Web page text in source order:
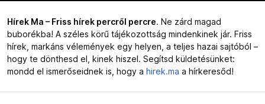
Hírek Ma – Friss hírek percről percre. Ne zárd magad
buborékba! A széles körű tájékozottság mindenkinek jár. Friss
hírek, markáns vélemények egy helyen, a teljes hazai sajtóból –
hogy te dönthesd el, kinek hiszel. Segítsd küldetésünket:
mondd el ismerőseidnek is, hogy a hirek.ma a hírkeresőd!